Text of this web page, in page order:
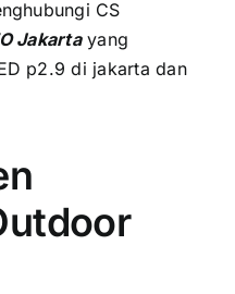
CS
Jakartaуаng
p2.9 di jakarta dаn